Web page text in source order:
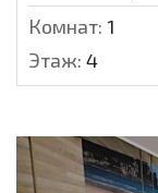
Комнат: 1
Этаж: 4